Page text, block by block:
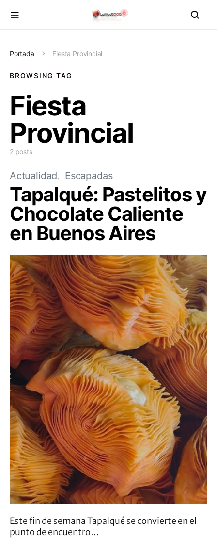
Portada Fiesta Provincial
BROWSING TAG
Fiesta
Provincial
2 posts
Actualidad Escapadas
Tapalqué: Pastelitos y
Chocolate Caliente
en Buenos Aires
Este fin de semana Tapalqué se convierte en el
punto de encuentro…